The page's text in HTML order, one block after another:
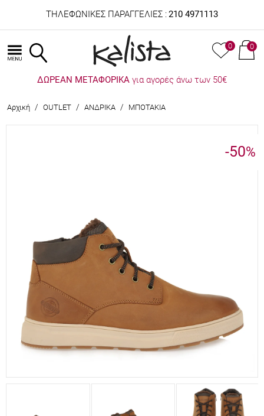
ΤΗΛΕΦΩΝΙΚΕΣ ΠΑΡΑΓΓΕΛΙΕΣ : 210 4971113
0 0
ΔΩΡΕΑΝ ΜΕΤΑΦΟΡΙΚΑ για αγορές άνω των 50€
Αρχική / OUTLET / ΑΝΔΡΙΚΑ / ΜΠΟΤΑΚΙΑ
-50%